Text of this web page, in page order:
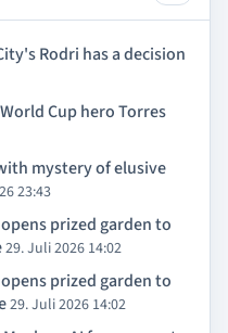
Rodri has a decision
Cup hero Torres
mystery of elusive
23:43
prized garden to
29. Juli 2026 14:02
prized garden to
29. Juli 2026 14:02